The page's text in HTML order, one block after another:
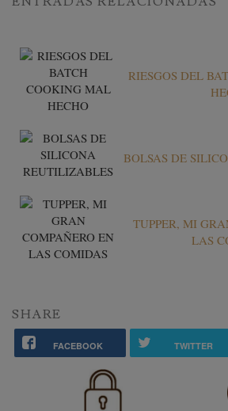
RIESGOS DEL
BOLSAS DE
TUPPER, MI
LAS
SHARE
FACEBOOK TWITTER